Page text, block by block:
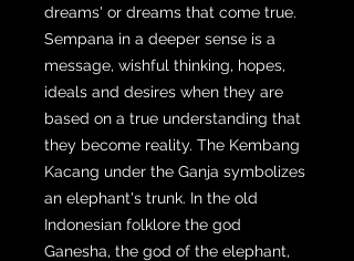
dreams' or dreams that come true.
Sempana in a deeper sense is a
message, wishful thinking, hopes,
ideals and desires when they are
based on a true understanding that
they become reality. The Kembang
Kacang under the Ganja symbolizes
an elephant's trunk. In the old
Indonesian folklore the god
Ganesha, the god of the elephant,